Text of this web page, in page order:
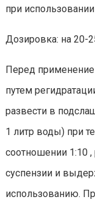
при
Дозировка: на 20-
Перед
путем
развести в
1 литр воды) при
соотношении 1:10
суспензии и
использованию.